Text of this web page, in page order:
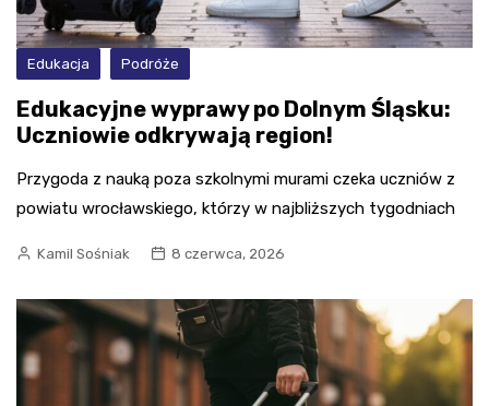
Edukacja Podróże
Edukacyjne wyprawy po Dolnym Śląsku:
Uczniowie odkrywają region!
Przygoda z nauką poza szkolnymi murami czeka uczniów z
powiatu wrocławskiego, którzy w najbliższych tygodniach
Kamil Sośniak 8 czerwca, 2026